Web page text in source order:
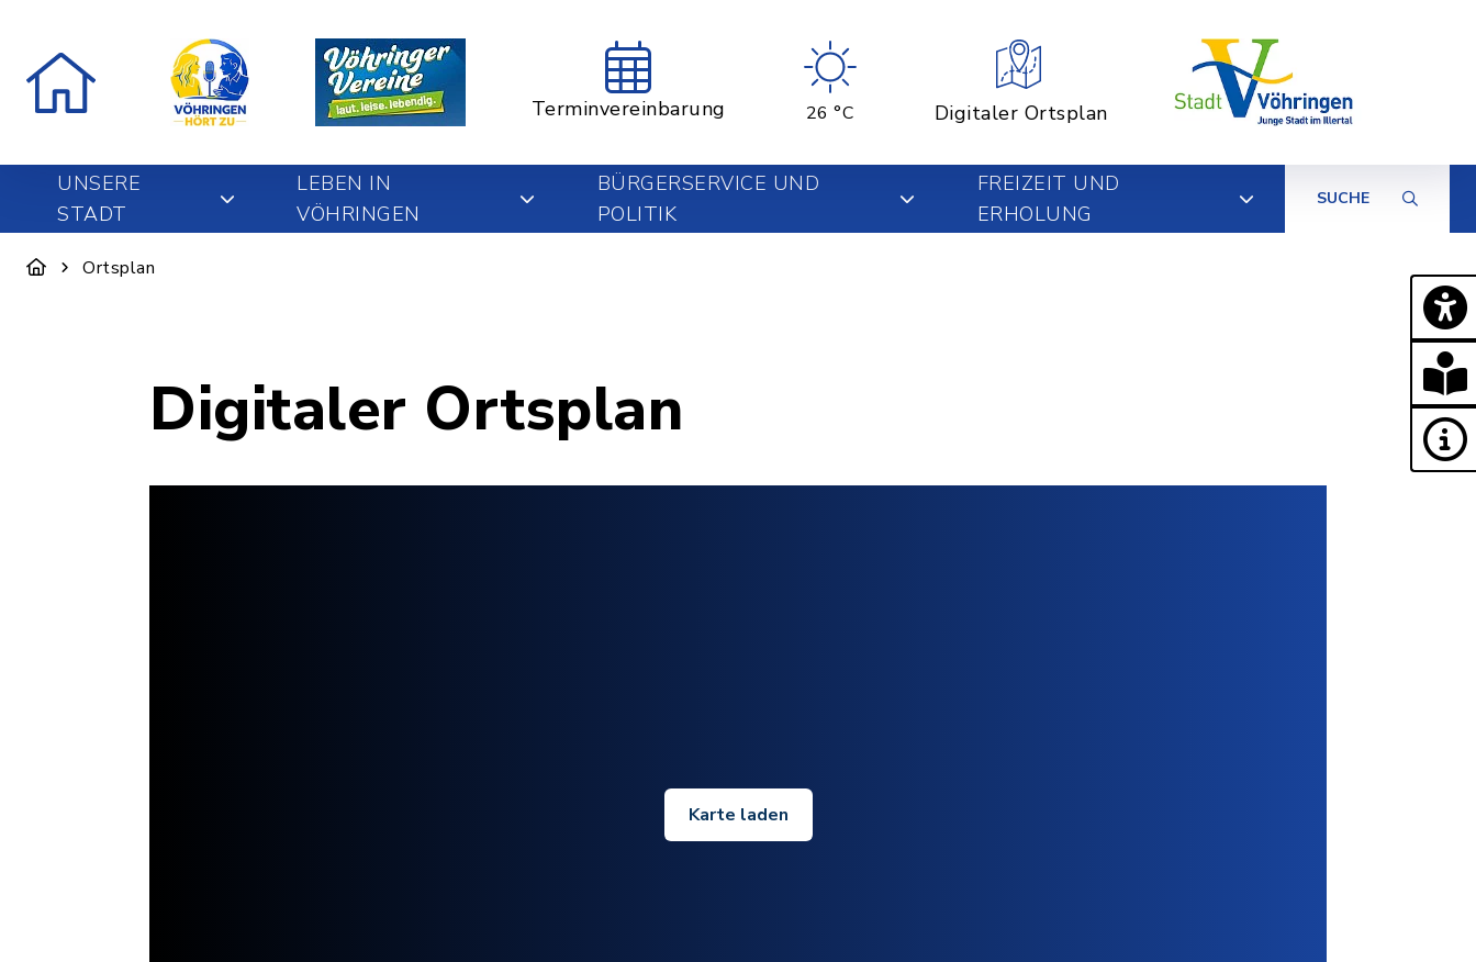
Terminvereinbarung 26 °C Digitaler Ortsplan
UNSERE
STADT
LEBEN IN
VÖHRINGEN
BÜRGERSERVICE UND
POLITIK
FREIZEIT UND
ERHOLUNG
SUCHE
Ortsplan
Digitaler Ortsplan
Karte laden